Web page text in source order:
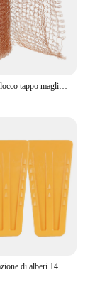
Maglia di rame blocco tappo maglia filtro schermo rete filo di rame tessuto di riempimento maglia 100-600cm L x 10-12.7cm W per BuildingHole
Cunei per l'abattazione di alberi 140mm 200mm Cunei per motosega Attrezzatura per il taglio di alberi per il taglio sicuro dell'albero Cuneo per l'abattazione dell'albero per la taglierina dell'albero